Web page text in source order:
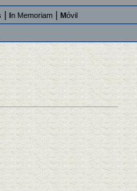
In Memoriam Móvil